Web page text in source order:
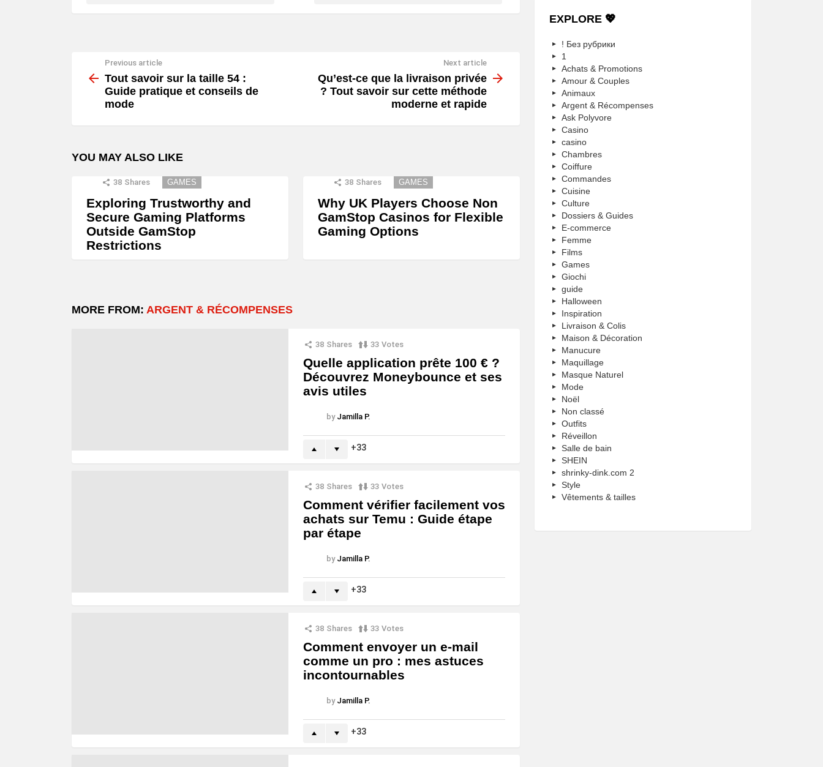
more
Previous article
Tout savoir sur la taille 54 :
Guide pratique et conseils de
mode
Next article
Qu’est-ce que la livraison privée
? Tout savoir sur cette méthode
moderne et rapide
YOU MAY ALSO LIKE
38 Shares GAMES
Exploring Trustworthy and
Secure Gaming Platforms
Outside GamStop
Restrictions
38 Shares GAMES
Why UK Players Choose Non
GamStop Casinos for Flexible
Gaming Options
MORE FROM: ARGENT & RÉCOMPENSES
38 Shares 33 Votes
Quelle application prête 100 € ?
Découvrez Moneybounce et ses
avis utiles
by Jamilla P.
33
38 Shares 33 Votes
Comment vérifier facilement vos
achats sur Temu : Guide étape
par étape
by Jamilla P.
33
38 Shares 33 Votes
Comment envoyer un e-mail
comme un pro : mes astuces
incontournables
by Jamilla P.
33
EXPLORE 💖
! Без рубрики
1
Achats & Promotions
Amour & Couples
Animaux
Argent & Récompenses
Ask Polyvore
Casino
casino
Chambres
Coiffure
Commandes
Cuisine
Culture
Dossiers & Guides
E-commerce
Femme
Films
Games
Giochi
guide
Halloween
Inspiration
Livraison & Colis
Maison & Décoration
Manucure
Maquillage
Masque Naturel
Mode
Noël
Non classé
Outfits
Réveillon
Salle de bain
SHEIN
shrinky-dink.com 2
Style
Vêtements & tailles